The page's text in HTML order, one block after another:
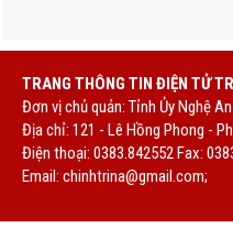
TRANG THÔNG TIN ĐIỆN TỬ
Đơn vị chủ quản: Tỉnh Ủy Nghệ An
Địa chỉ: 121 - Lê Hồng Phong -
Điện thoại: 0383.842552 Fax:
Email: chinhtrina@gmail.com;